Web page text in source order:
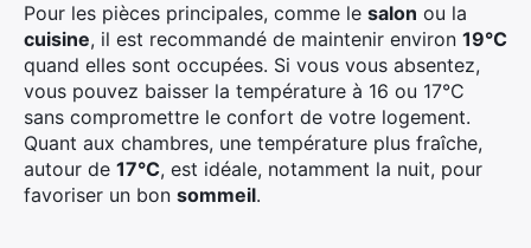
Pour les pièces principales, comme le salon ou la
cuisine, il est recommandé de maintenir environ 19°C
quand elles sont occupées. Si vous vous absentez,
vous pouvez baisser la température à 16 ou 17°C
sans compromettre le confort de votre logement.
Quant aux chambres, une température plus fraîche,
autour de 17°C, est idéale, notamment la nuit, pour
favoriser un bon sommeil.